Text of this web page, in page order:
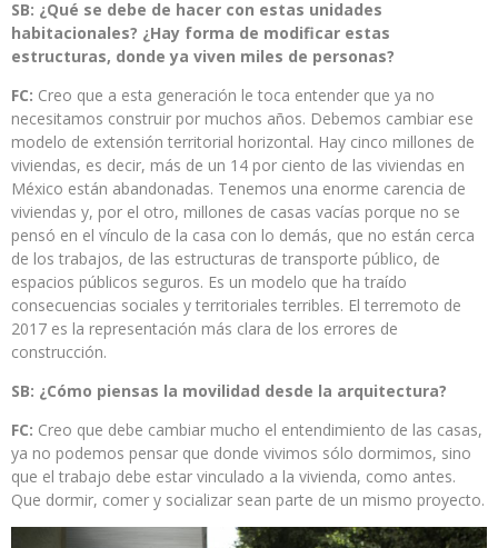
SB: ¿Qué se debe de hacer con estas unidades
habitacionales? ¿Hay forma de modificar estas
estructuras, donde ya viven miles de personas?
FC: Creo que a esta generación le toca entender que ya no
necesitamos construir por muchos años. Debemos cambiar ese
modelo de extensión territorial horizontal. Hay cinco millones de
viviendas, es decir, más de un 14 por ciento de las viviendas en
México están abandonadas. Tenemos una enorme carencia de
viviendas y, por el otro, millones de casas vacías porque no se
pensó en el vínculo de la casa con lo demás, que no están cerca
de los trabajos, de las estructuras de transporte público, de
espacios públicos seguros. Es un modelo que ha traído
consecuencias sociales y territoriales terribles. El terremoto de
2017 es la representación más clara de los errores de
construcción.
SB: ¿Cómo piensas la movilidad desde la arquitectura?
FC: Creo que debe cambiar mucho el entendimiento de las casas,
ya no podemos pensar que donde vivimos sólo dormimos, sino
que el trabajo debe estar vinculado a la vivienda, como antes.
Que dormir, comer y socializar sean parte de un mismo proyecto.